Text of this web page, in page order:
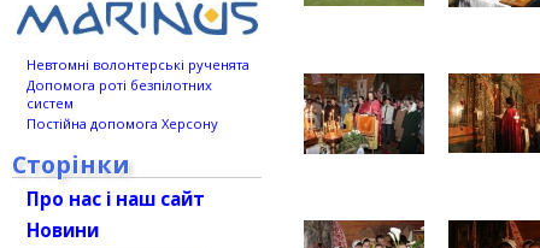
Невтомні волонтерські рученята
Допомога роті безпілотних
систем
Постійна допомога Херсону
Сторінки
Про нас і наш сайт
Новини